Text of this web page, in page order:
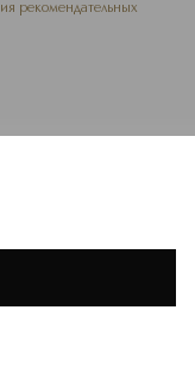
рекомендательных